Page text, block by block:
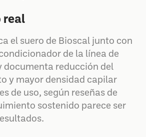
real
el suero de Bioscal junto con
de la línea de
documenta reducción del
y mayor densidad capilar
de uso, según reseñas de
sostenido parece ser